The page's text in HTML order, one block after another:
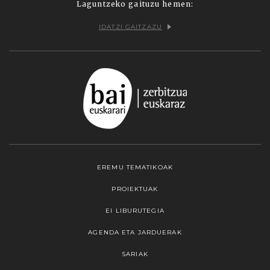
Laguntzeko gaituzu hemen:
IDATZI GAITZAZU
EREMU TEMATIKOAK
PROIEKTUAK
EI LIBURUTEGIA
AGENDA ETA JARDUERAK
SARIAK